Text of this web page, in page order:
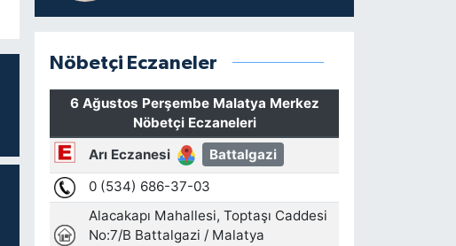
Nöbetçi Eczaneler